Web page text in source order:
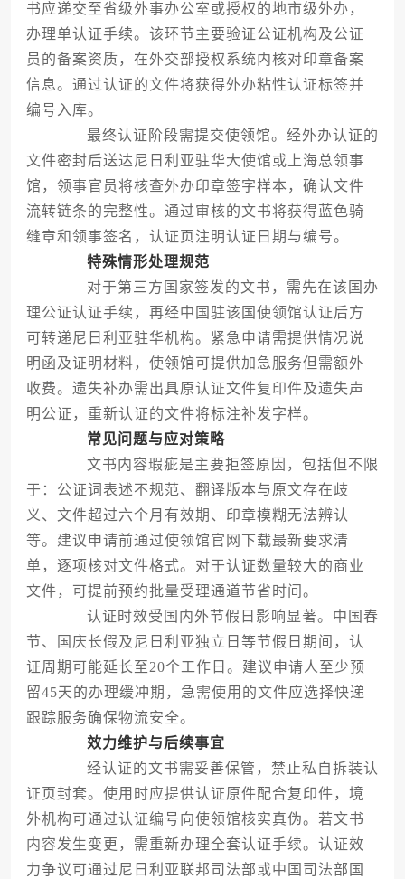
书应递交至省级外事办公室或授权的地市级外办，
办理单认证手续。该环节主要验证公证机构及公证
员的备案资质，在外交部授权系统内核对印章备案
信息。通过认证的文件将获得外办粘性认证标签并
编号入库。
最终认证阶段需提交使领馆。经外办认证的
文件密封后送达尼日利亚驻华大使馆或上海总领事
馆，领事官员将核查外办印章签字样本，确认文件
流转链条的完整性。通过审核的文书将获得蓝色骑
缝章和领事签名，认证页注明认证日期与编号。
特殊情形处理规范
对于第三方国家签发的文书，需先在该国办
理公证认证手续，再经中国驻该国使领馆认证后方
可转递尼日利亚驻华机构。紧急申请需提供情况说
明函及证明材料，使领馆可提供加急服务但需额外
收费。遗失补办需出具原认证文件复印件及遗失声
明公证，重新认证的文件将标注补发字样。
常见问题与应对策略
文书内容瑕疵是主要拒签原因，包括但不限
于：公证词表述不规范、翻译版本与原文存在歧
义、文件超过六个月有效期、印章模糊无法辨认
等。建议申请前通过使领馆官网下载最新要求清
单，逐项核对文件格式。对于认证数量较大的商业
文件，可提前预约批量受理通道节省时间。
认证时效受国内外节假日影响显著。中国春
节、国庆长假及尼日利亚独立日等节假日期间，认
证周期可能延长至20个工作日。建议申请人至少预
留45天的办理缓冲期，急需使用的文件应选择快递
跟踪服务确保物流安全。
效力维护与后续事宜
经认证的文书需妥善保管，禁止私自拆装认
证页封套。使用时应提供认证原件配合复印件，境
外机构可通过认证编号向使领馆核实真伪。若文书
内容发生变更，需重新办理全套认证手续。认证效
力争议可通过尼日利亚联邦司法部或中国司法部国